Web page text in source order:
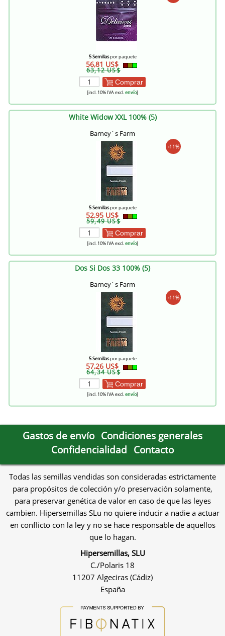
5 Semillaspor paquete
56,81 US$
63,12 US$
Comprar
[incl. 10% IVA excl.envío]
White Widow XXL 100% (5)
Barney´s Farm
-11%
5 Semillaspor paquete
52,95 US$
59,49 US$
Comprar
[incl. 10% IVA excl.envío]
Dos Si Dos 33 100% (5)
Barney´s Farm
-11%
5 Semillaspor paquete
57,26 US$
64,34 US$
Comprar
[incl. 10% IVA excl.envío]
Gastos de envío Condiciones generales
Confidencialidad Contacto
Todas las semillas vendidas son consideradas estrictamente
para propósitos de colección y/o preservación solamente,
para preservar genética de valor en caso de que las leyes
cambien. Hipersemillas SLu no quiere inducir a nadie a actuar
en conflicto con la ley y no se hace responsable de aquellos
que lo hagan.
Hipersemillas, SLU
C./Polaris 18
11207 Algeciras (Cádiz)
España